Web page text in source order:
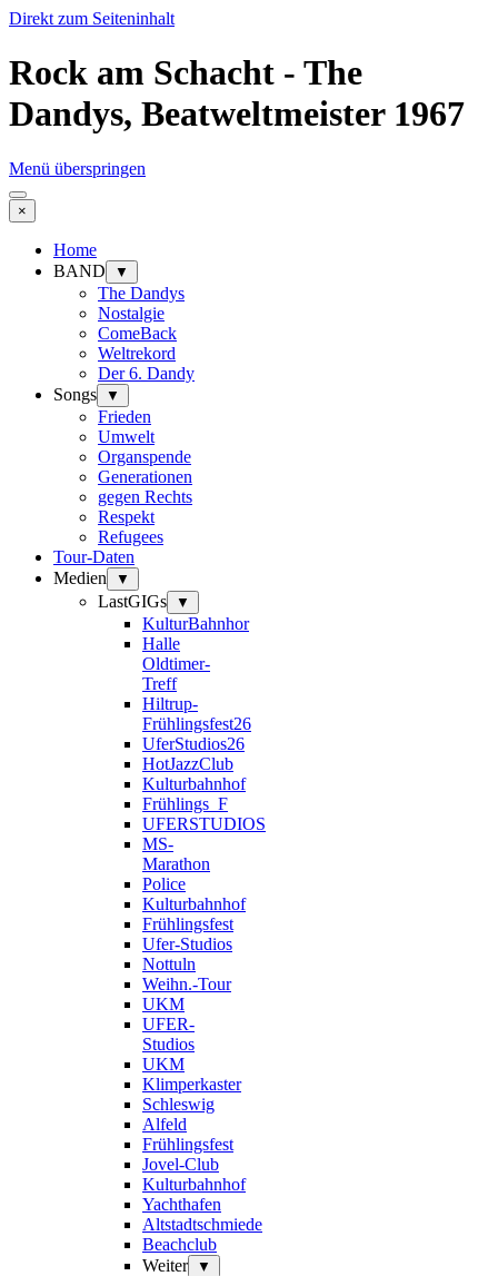
Direkt zum Seiteninhalt
Rock am Schacht - The
Dandys, Beatweltmeister 1967
Menü überspringen
×
Home
BAND
▼
The Dandys
Nostalgie
ComeBack
Weltrekord
Der 6. Dandy
Songs
▼
Frieden
Umwelt
Organspende
Generationen
gegen Rechts
Respekt
Refugees
Tour-Daten
Medien
▼
LastGIGs ▼
KulturBahnhor
Halle
Oldtimer-
Treff
Hiltrup-
Frühlingsfest26
UferStudios26
HotJazzClub
Kulturbahnhof
Frühlings_F
UFERSTUDIOS
MS-
Marathon
Police
Kulturbahnhof
Frühlingsfest
Ufer-Studios
Nottuln
Weihn.-Tour
UKM
UFER-
Studios
UKM
Klimperkaster
Schleswig
Alfeld
Frühlingsfest
Jovel-Club
Kulturbahnhof
Yachthafen
Altstadtschmiede
Beachclub
Weiter
▼